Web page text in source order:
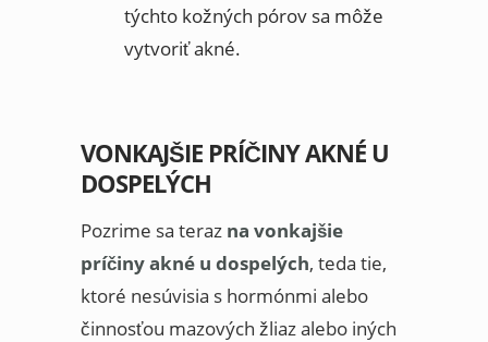
týchto kožných pórov sa môže
vytvoriť akné.
VONKAJŠIE PRÍČINY AKNÉ U
DOSPELÝCH
Pozrime sa teraz na vonkajšie
príčiny akné u dospelých, teda tie,
ktoré nesúvisia s hormónmi alebo
činnosťou mazových žliaz alebo iných